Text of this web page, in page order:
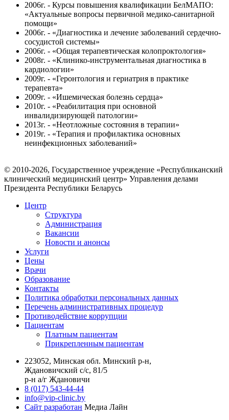
2006г. - Курсы повышения квалификации БелМАПО:
«Актуальные вопросы первичной медико-санитарной
помощи»
2006г. - «Диагностика и лечение заболеваний сердечно-
сосудистой системы»
2006г. - «Общая терапевтическая колопроктология»
2008г. - «Клинико-инструментальная диагностика в
кардиологии»
2009г. - «Геронтология и гериатрия в практике
терапевта»
2009г. - «Ишемическая болезнь сердца»
2010г. - «Реабилитация при основной
инвалидизирующей патологии»
2013г. - «Неотложные состояния в терапии»
2019г. - «Терапия и профилактика основных
неинфекционных заболеваний»
© 2010-2026, Государственное учреждение «Республиканский
клинический медицинский центр» Управления делами
Президента Республики Беларусь
Центр
Структура
Администрация
Вакансии
Новости и анонсы
Услуги
Цены
Врачи
Образование
Контакты
Политика обработки персональных данных
Перечень административных процедур
Противодействие коррупции
Пациентам
Платным пациентам
Прикрепленным пациентам
223052, Минская обл. Минский р-н,
Ждановичский с/с, 81/5
р-н а/г Ждановичи
8 (017) 543-44-44
info@vip-clinic.by
Сайт разработан Медиа Лайн